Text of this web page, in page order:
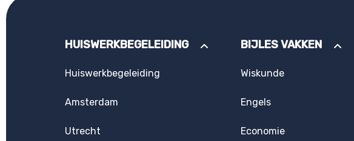
HUISWERKBEGELEIDING
Huiswerkbegeleiding
Amsterdam
Utrecht
BIJLES VAKKEN
Wiskunde
Engels
Economie